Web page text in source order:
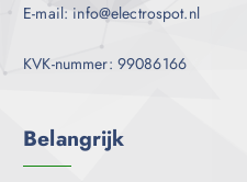
E-mail: info@electrospot.nl
KVK-nummer: 99086166
Belangrijk